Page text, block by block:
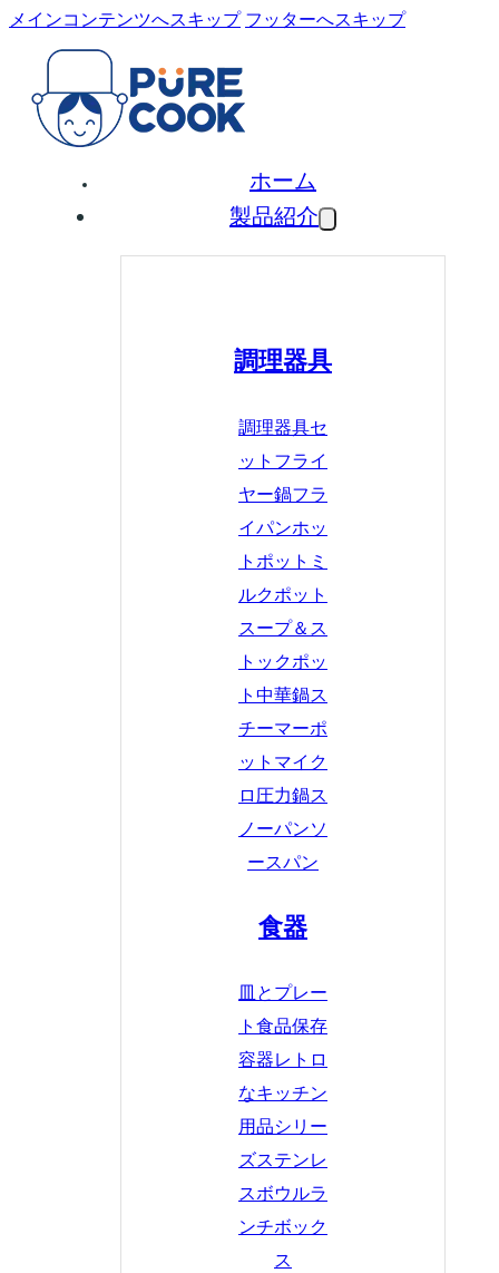
メインコンテンツへスキップ フッターへスキップ
ホーム
製品紹介
調理器具
調理器具セ
ット フライ
ヤー鍋フラ
イパンホッ
トポット ミ
ルクポット
スープ＆ス
トックポッ
ト 中華鍋ス
チーマーポ
ット マイク
ロ圧力鍋ス
ノーパンソ
ースパン
食器
皿とプレー
ト 食品保存
容器レトロ
なキッチン
用品シリー
ズステンレ
スボウルラ
ンチボック
ス